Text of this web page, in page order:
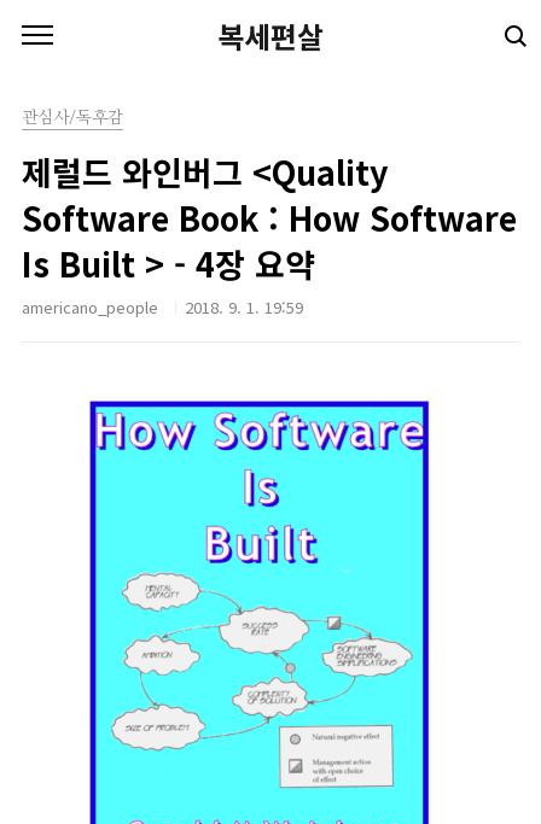
복세편살
관심사/독후감
제럴드 와인버그 <Quality
Software Book : How Software
Is Built > - 4장 요약
americano_people 2018. 9. 1. 19:59